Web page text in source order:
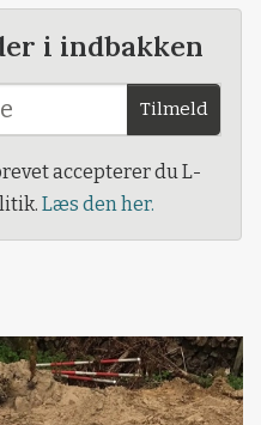
i indbakken
Tilmeld
accepterer du L-
Læs den her.